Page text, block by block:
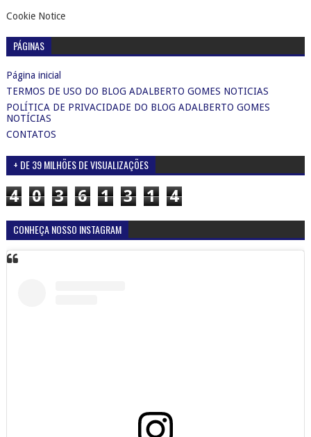
Cookie Notice
PÁGINAS
Página inicial
TERMOS DE USO DO BLOG ADALBERTO GOMES NOTICIAS
POLÍTICA DE PRIVACIDADE DO BLOG ADALBERTO GOMES
NOTÍCIAS
CONTATOS
+ DE 39 MILHÕES DE VISUALIZAÇÕES
4 0 3 6 1 3 1 4
CONHEÇA NOSSO INSTAGRAM